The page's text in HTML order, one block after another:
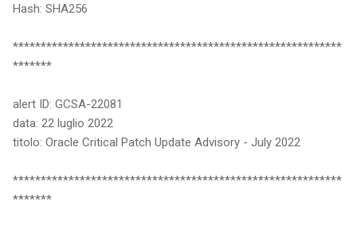
Hash: SHA256
***********************************************************
*******
alert ID: GCSA-22081
data: 22 luglio 2022
titolo: Oracle Critical Patch Update Advisory - July 2022
***********************************************************
*******